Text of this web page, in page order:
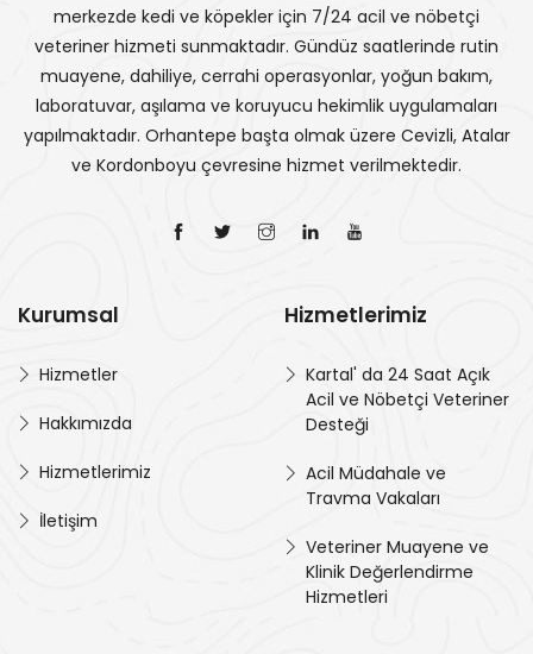
merkezde kedi ve köpekler için 7/24 acil ve nöbetçi
veteriner hizmeti sunmaktadır. Gündüz saatlerinde rutin
muayene, dahiliye, cerrahi operasyonlar, yoğun bakım,
laboratuvar, aşılama ve koruyucu hekimlik uygulamaları
yapılmaktadır. Orhantepe başta olmak üzere Cevizli, Atalar
ve Kordonboyu çevresine hizmet verilmektedir.
Kurumsal
Hizmetler
Hakkımızda
Hizmetlerimiz
İletişim
Hizmetlerimiz
Kartal' da 24 Saat Açık
Acil ve Nöbetçi Veteriner
Desteği
Acil Müdahale ve
Travma Vakaları
Veteriner Muayene ve
Klinik Değerlendirme
Hizmetleri